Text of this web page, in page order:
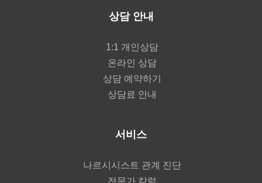
상담 안내
1:1 개인상담
온라인 상담
상담 예약하기
상담료 안내
서비스
나르시시스트 관계 진단
전문가 칼럼